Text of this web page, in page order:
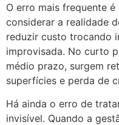
O erro mais frequente
considerar a realidade
reduzir custo trocando
improvisada. No curto
médio prazo, surgem
superfícies e perda de
Há ainda o erro de
invisível. Quando a